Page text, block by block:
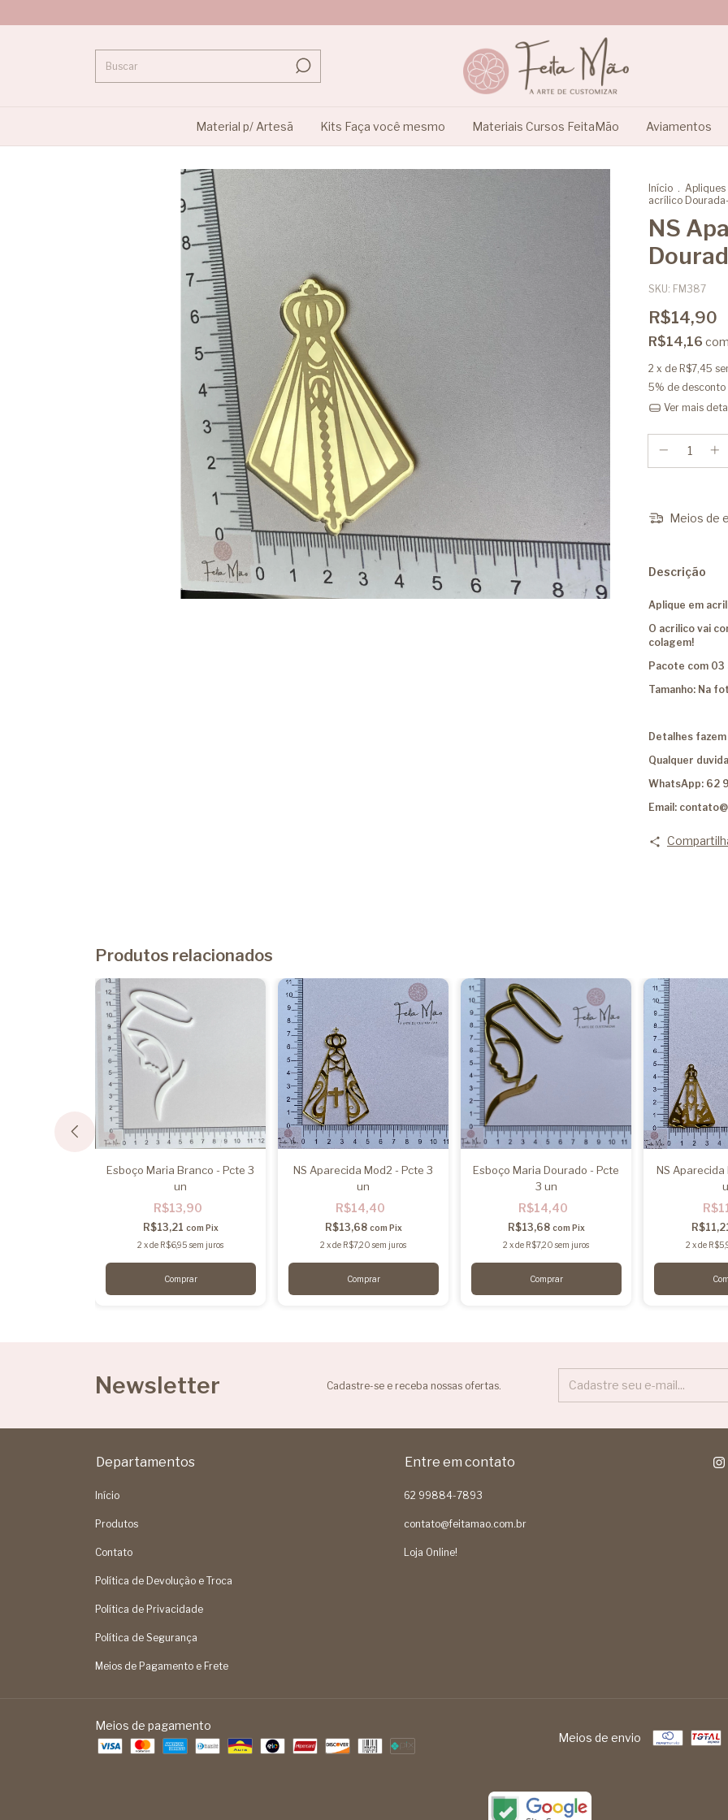
Material p/ Artesã Kits Faça você mesmo Materiais Cursos FeitaMão Aviamentos
Início . Apliques
acrílico
NS
SKU: FM387
R$14,90
R$14,16 com
2 x de R$7,45
5% de desconto
Ver mais
Meios de
Descrição
Aplique em
O acrilico vai
colagem!
Pacote com 03
Tamanho: Na
Detalhes
Qualquer
WhatsApp: 62
Email:
Produtos relacionados
Esboço Maria Branco - Pcte 3
un
R$13,90
R$13,21 com Pix
2 xde R$6,95 sem juros
NS Aparecida Mod2 - Pcte 3
un
R$14,40
R$13,68 com Pix
2 xde R$7,20 sem juros
Esboço Maria Dourado - Pcte
3 un
R$14,40
R$13,68 com Pix
2 xde R$7,20 sem juros
NS Aparecida
2 xde
Newsletter Cadastre-se e receba nossas ofertas.
Departamentos
Início
Produtos
Contato
Política de Devolução e Troca
Política de Privacidade
Política de Segurança
Meios de Pagamento e Frete
Entre em contato
62 99884-7893
contato@feitamao.com.br
Loja Online!
Meios de pagamento
Meios de envio